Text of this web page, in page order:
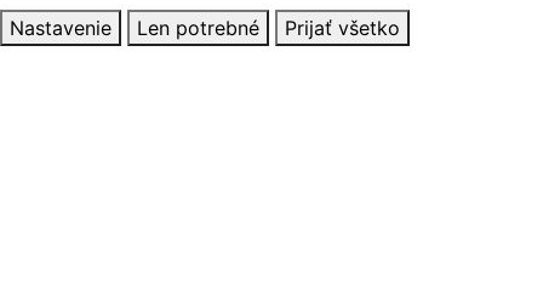
Nastavenie Len potrebné Prijať všetko